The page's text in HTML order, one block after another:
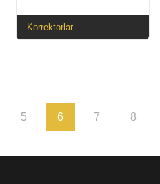
Korrektorlar
5 6 7 8